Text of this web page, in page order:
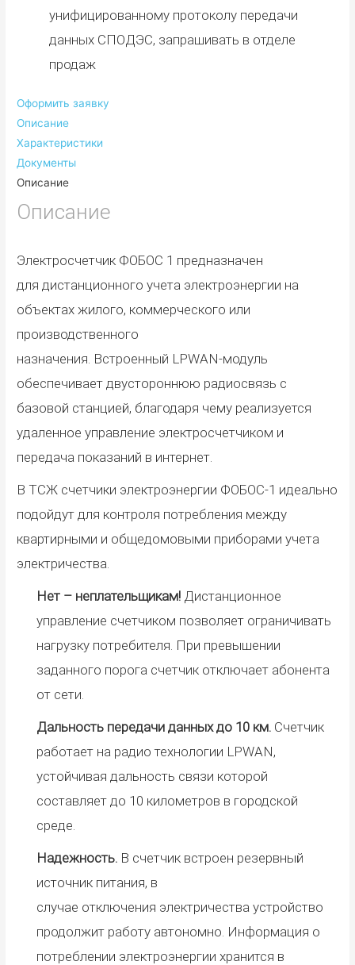
унифицированному протоколу передачи
данных СПОДЭС, запрашивать в отделе
продаж
Оформить заявку
Описание
Характеристики
Документы
Описание
Описание
Электросчетчик ФОБОС 1 предназначен
для дистанционного учета электроэнергии на
объектах жилого, коммерческого или
производственного
назначения. Встроенный LPWAN-модуль
обеспечивает двустороннюю радиосвязь с
базовой станцией, благодаря чему реализуется
удаленное управление электросчетчиком и
передача показаний в интернет.
В ТСЖ счетчики электроэнергии ФОБОС-1 идеально
подойдут для контроля потребления между
квартирными и общедомовыми приборами учета
электричества.
Нет – неплательщикам! Дистанционное
управление счетчиком позволяет ограничивать
нагрузку потребителя. При превышении
заданного порога счетчик отключает абонента
от сети.
Дальность передачи данных до 10 км. Счетчик
работает на радио технологии LPWAN,
устойчивая дальность связи которой
составляет до 10 километров в городской
среде.
Надежность. В счетчик встроен резервный
источник питания, в
случае отключения электричестваустройство
продолжит работу автономно Информация о
потреблении электроэнергии хранится в